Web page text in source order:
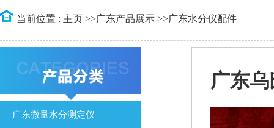
当前位置 : 主页 >>广东产品展示 >>广东水分仪配件
广东微量水分测定仪
广东